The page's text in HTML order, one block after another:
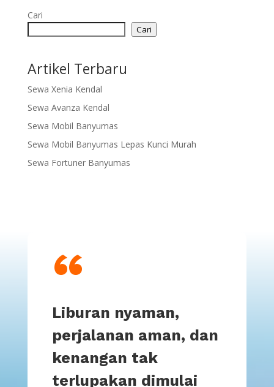
Cari
Cari
Artikel Terbaru
Sewa Xenia Kendal
Sewa Avanza Kendal
Sewa Mobil Banyumas
Sewa Mobil Banyumas Lepas Kunci Murah
Sewa Fortuner Banyumas
“
Liburan nyaman,
perjalanan aman, dan
kenangan tak
terlupakan dimulai